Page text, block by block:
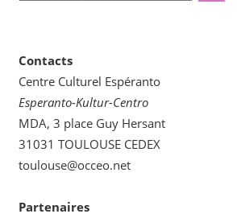
Contacts
Centre Culturel Espéranto
Esperanto-Kultur-Centro
MDA, 3 place Guy Hersant
31031 TOULOUSE CEDEX
toulouse@occeo.net
Partenaires